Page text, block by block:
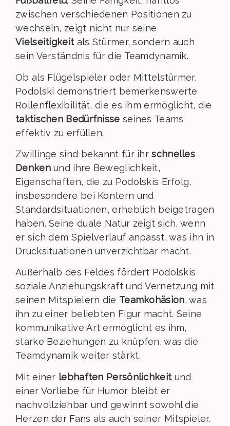
zwischen verschiedenen Positionen zu
wechseln, zeigt nicht nur seine
Vielseitigkeitals Stürmer, sondern auch
sein Verständnis für die Teamdynamik.
Ob als Flügelspieler oder Mittelstürmer,
Podolski demonstriert bemerkenswerte
Rollenflexibilität, die es ihm ermöglicht, die
taktischen Bedürfnisse seines Teams
effektiv zu erfüllen.
Zwillinge sind bekannt für ihrschnelles
Denkenund ihre Beweglichkeit,
Eigenschaften, die zu Podolskis Erfolg,
insbesondere bei Kontern und
Standardsituationen, erheblich beigetragen
haben. Seine duale Natur zeigt sich, wenn
er sich dem Spielverlauf anpasst, was ihn in
Drucksituationen unverzichtbar macht.
Außerhalb des Feldes fördert Podolskis
soziale Anziehungskraft und Vernetzung mit
seinen Mitspielern die Teamkohäsion, was
ihn zu einer beliebten Figur macht. Seine
kommunikative Art ermöglicht es ihm,
starke Beziehungen zu knüpfen, was die
Teamdynamik weiter stärkt.
Mit einer lebhaften Persönlichkeitund
einer Vorliebe für Humor bleibt er
nachvollziehbar und gewinnt sowohl die
Herzen der Fans als auch seiner Mitspieler.